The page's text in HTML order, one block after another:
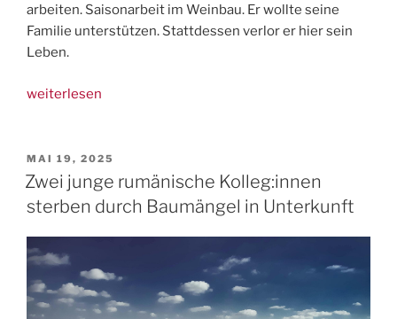
arbeiten. Saisonarbeit im Weinbau. Er wollte seine
Familie unterstützen. Stattdessen verlor er hier sein
Leben.
„Saisonarbeiter
Tage
ohne
Hilfe
dem
Boden
–
jetzt
weiterlesen
VERÖFFENTLICHT
AM
MAI 19, 2025
Zwei junge rumänische Kolleg:innen
sterben durch Baumängel in Unterkunft